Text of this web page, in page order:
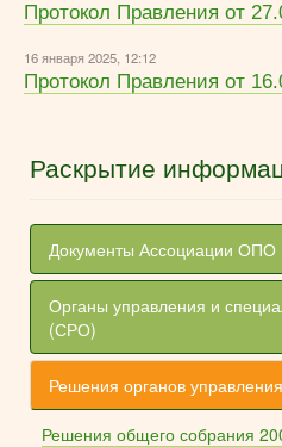
Протокол Правления от
16 января 2025, 12:12
Протокол Правления от
Раскрытие
Документы Ассоциации
Органы управления и
(СРО)
Решения органов
Решения общего собрания